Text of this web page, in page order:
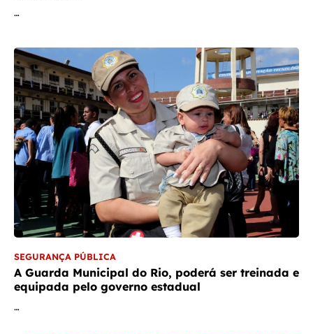
…
SEGURANÇA PÚBLICA
A Guarda Municipal do Rio, poderá ser treinada e
equipada pelo governo estadual
…